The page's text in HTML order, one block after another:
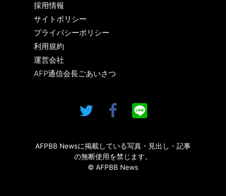
採用情報
サイトポリシー
プライバシーポリシー
利用規約
運営会社
AFP通信会長ごあいさつ
AFPBB Newsに掲載している写真・見出し・記事
の無断使用を禁じます。
© AFPBB News